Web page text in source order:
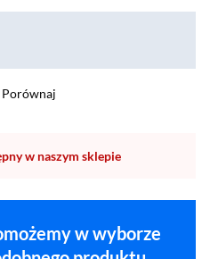
Porównaj
w naszym sklepie
w wyborze